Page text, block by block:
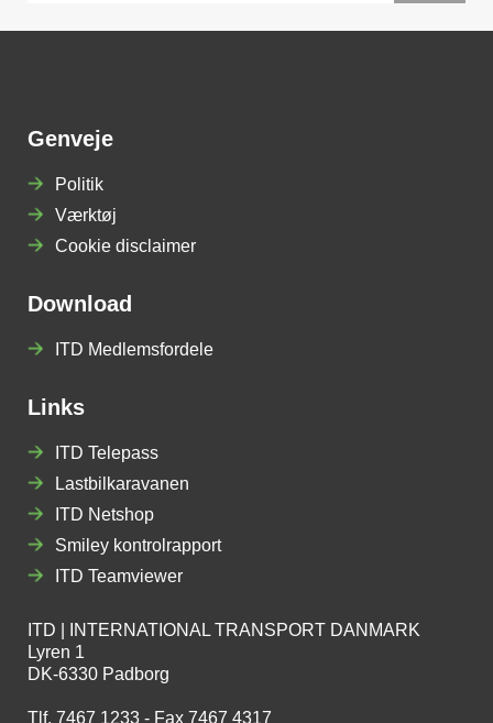
Genveje
Politik
Værktøj
Cookie disclaimer
Download
ITD Medlemsfordele
Links
ITD Telepass
Lastbilkaravanen
ITD Netshop
Smiley kontrolrapport
ITD Teamviewer
ITD | INTERNATIONAL TRANSPORT DANMARK
Lyren 1
DK-6330 Padborg
Tlf. 7467 1233 - Fax 7467 4317